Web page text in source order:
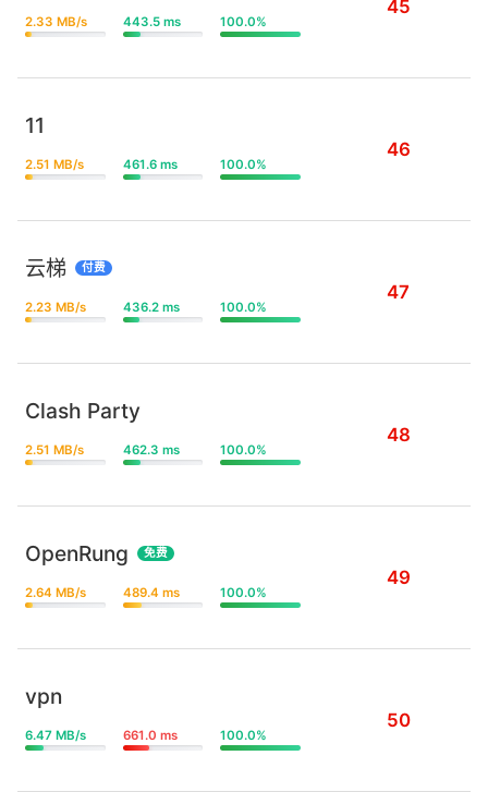
2.33 MB/s 443.5 ms 100.0%
45
11
2.51 MB/s 461.6 ms 100.0%
46
云梯 付费
2.23 MB/s 436.2 ms 100.0%
47
Clash Party
2.51 MB/s 462.3 ms 100.0%
48
OpenRung 免费
2.64 MB/s 489.4 ms 100.0%
49
vpn
6.47 MB/s 661.0 ms 100.0%
50